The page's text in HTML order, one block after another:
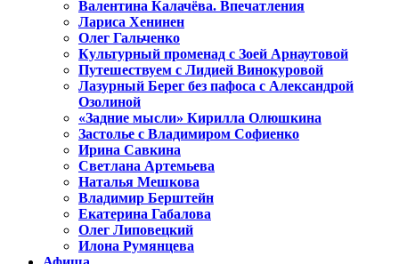
Валентина Калачёва. Впечатления
Лариса Хенинен
Олег Гальченко
Культурный променад с Зоей Арнаутовой
Путешествуем с Лидией Винокуровой
Лазурный Берег без пафоса с Александрой
Озолиной
«Задние мысли» Кирилла Олюшкина
Застолье с Владимиром Софиенко
Ирина Савкина
Светлана Артемьева
Наталья Мешкова
Владимир Берштейн
Екатерина Габалова
Олег Липовецкий
Илона Румянцева